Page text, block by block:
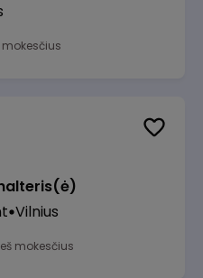
mokesčius
Vilnius
mokesčius